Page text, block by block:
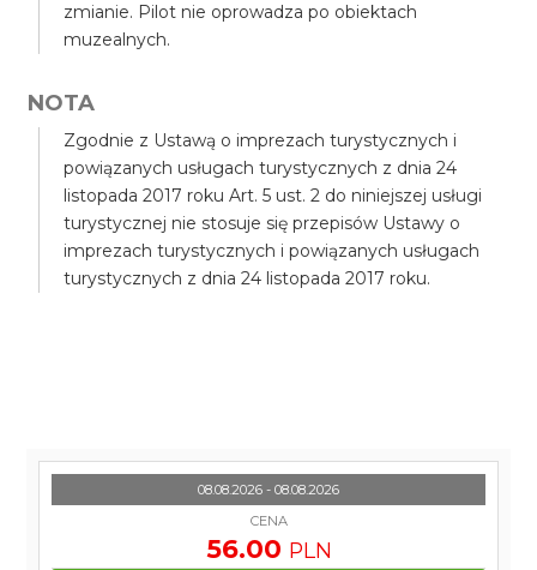
zmianie. Pilot nie oprowadza po obiektach
muzealnych.
NOTA
Zgodnie z Ustawą o imprezach turystycznych i
powiązanych usługach turystycznych z dnia 24
listopada 2017 roku Art. 5 ust. 2 do niniejszej usługi
turystycznej nie stosuje się przepisów Ustawy o
imprezach turystycznych i powiązanych usługach
turystycznych z dnia 24 listopada 2017 roku.
08.08.2026 - 08.08.2026
CENA
56.00 PLN